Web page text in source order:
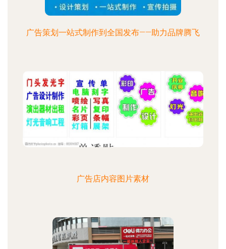
广告策划一站式制作到全国发布——助力品牌腾飞
广告店内容图片素材